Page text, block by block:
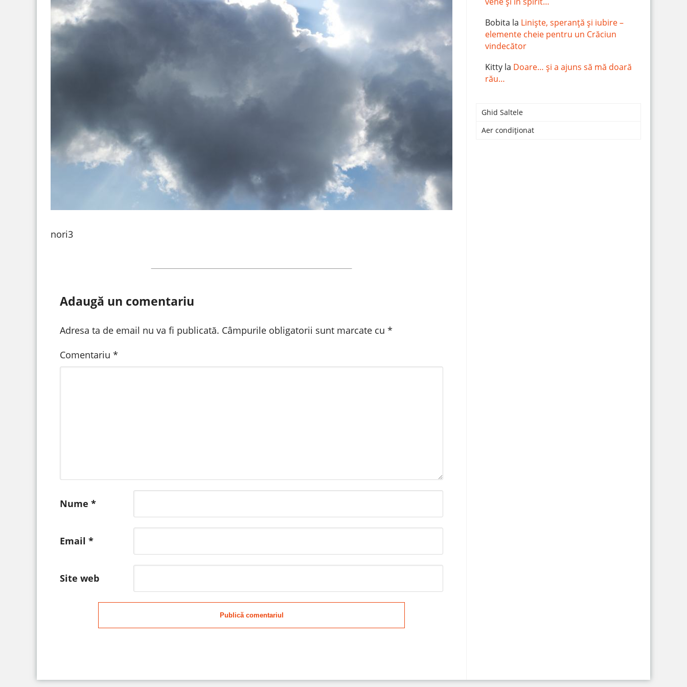
nori3
Adaugă un comentariu
Adresa ta de email nu va fi publicată. Câmpurile obligatorii sunt marcate cu *
Comentariu *
Nume *
Email *
Site web
Publică comentariul
Bobita la Liniște, speranță și iubire –
elemente cheie pentru un Crăciun
vindecător
Kitty la Doare… și a ajuns să mă doară
rău…
Ghid Saltele
Aer condiționat